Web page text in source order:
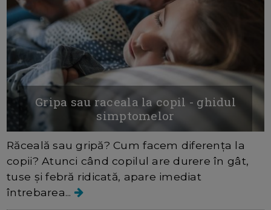
Gripa sau raceala la copil - ghidul
simptomelor
Răceală sau gripă? Cum facem diferența la
copii? Atunci când copilul are durere în gât,
tuse și febră ridicată, apare imediat
întrebarea...